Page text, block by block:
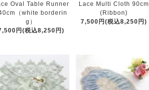
Oval Table Runner
（white borderin
g）
円(税込8,250円)
Lace Multi Cloth 90cm
(Ribbon)
7,500円(税込8,250円)